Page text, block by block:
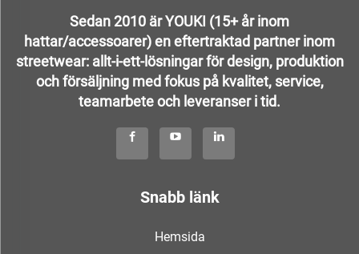
Sedan 2010 är YOUKI (15+ år inom
hattar/accessoarer) en eftertraktad partner inom
streetwear: allt-i-ett-lösningar för design, produktion
och försäljning med fokus på kvalitet, service,
teamarbete och leveranser i tid.
Snabb länk
Hemsida